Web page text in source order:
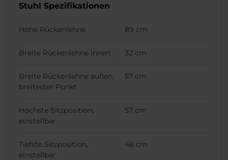
Stuhl Spezifikationen
Höhe Rückenlehne 89 cm
Breite Rückenlehne innen 32 cm
Breite Rückenlehne außen,
breitester Punkt
57 cm
Höchste Sitzposition,
einstellbar
57 cm
Tiefste Sitzposition,
einstellbar
48 cm